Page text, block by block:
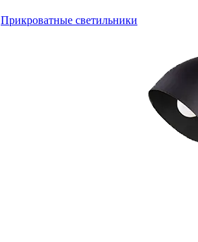
Прикроватные светильники